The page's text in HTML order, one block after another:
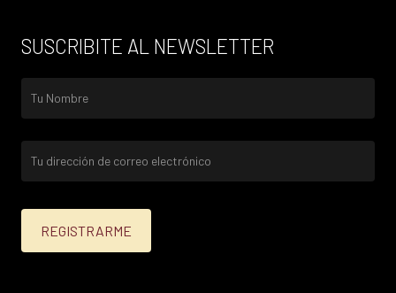
SUSCRIBITE AL NEWSLETTER